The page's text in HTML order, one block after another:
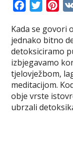
c
e
b
o
o
k
T
i
t
t
e
r
n
t
e
r
e
s
t
Kada se govori
jednako bitno
detoksiciramo
izbjegavamo
tjelovježbom,
meditacijom.
obje vrste
ubrzali